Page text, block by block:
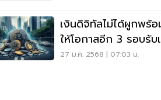
เงินดิจิทัลไม่ได้ผูกพร้
ให้โอกาสอีก 3 รอบรั
บาท
27 ม.ค. 2568 | 07:03 น.